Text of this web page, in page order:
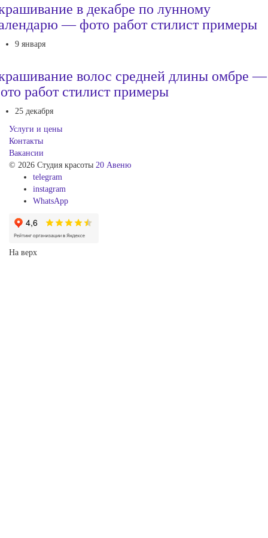
в декабре по лунному
— фото работ стилист примеры
9 января
волос средней длины омбре —
работ стилист примеры
25 декабря
Услуги и цены
Контакты
Вакансии
© 2026 Студия красоты 20 Авеню
telegram
instagram
WhatsApp
На верх